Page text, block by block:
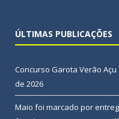
ÚLTIMAS PUBLICAÇÕES
Concurso Garota Verão
de 2026
Maio foi marcado por